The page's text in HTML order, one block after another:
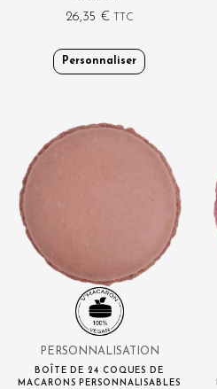
26,35 € TTC
Personnaliser
PERSONNALISATION
BOÎTE DE 24 COQUES DE
MACARONS PERSONNALISABLES